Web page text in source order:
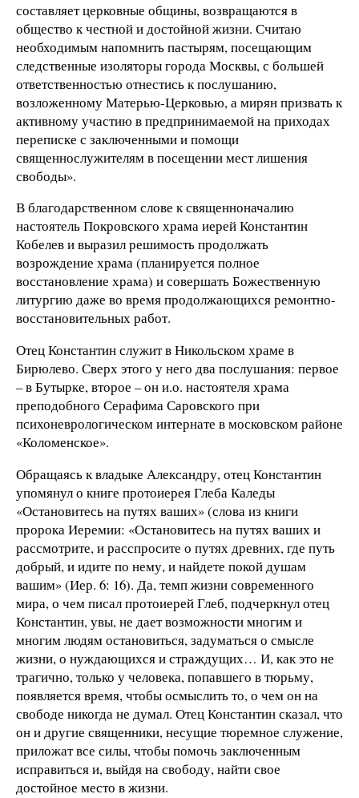
составляет церковные общины, возвращаются в
общество к честной и достойной жизни. Считаю
необходимым напомнить пастырям, посещающим
следственные изоляторы города Москвы, с большей
ответственностью отнестись к послушанию,
возложенному Матерью-Церковью, а мирян призвать к
активному участию в предпринимаемой на приходах
переписке с заключенными и помощи
священнослужителям в посещении мест лишения
свободы».
В благодарственном слове к священноначалию
настоятель Покровского храма иерей Константин
Кобелев и выразил решимость продолжать
возрождение храма (планируется полное
восстановление храма) и совершать Божественную
литургию даже во время продолжающихся ремонтно-
восстановительных работ.
Отец Константин служит в Никольском храме в
Бирюлево. Сверх этого у него два послушания: первое
– в Бутырке, второе – он и.о. настоятеля храма
преподобного Серафима Саровского при
психоневрологическом интернате в московском районе
«Коломенское».
Обращаясь к владыке Александру, отец Константин
упомянул о книге протоиерея Глеба Каледы
«Остановитесь на путях ваших» (слова из книги
пророка Иеремии: «Остановитесь на путях ваших и
рассмотрите, и расспросите о путях древних, где путь
добрый, и идите по нему, и найдете покой душам
вашим» (Иер. 6: 16). Да, темп жизни современного
мира, о чем писал протоиерей Глеб, подчеркнул отец
Константин, увы, не дает возможности многим и
многим людям остановиться, задуматься о смысле
жизни, о нуждающихся и страждущих… И, как это не
трагично, только у человека, попавшего в тюрьму,
появляется время, чтобы осмыслить то, о чем он на
свободе никогда не думал. Отец Константин сказал, что
он и другие священники, несущие тюремное служение,
приложат все силы, чтобы помочь заключенным
исправиться и, выйдя на свободу, найти свое
достойное место в жизни.